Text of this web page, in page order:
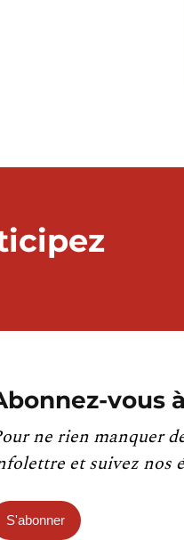
vous
ne rien manquer
et suivez nos
S'abonner